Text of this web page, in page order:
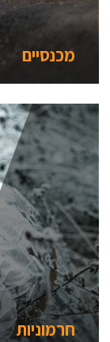
מכנסיים
חרמוניות